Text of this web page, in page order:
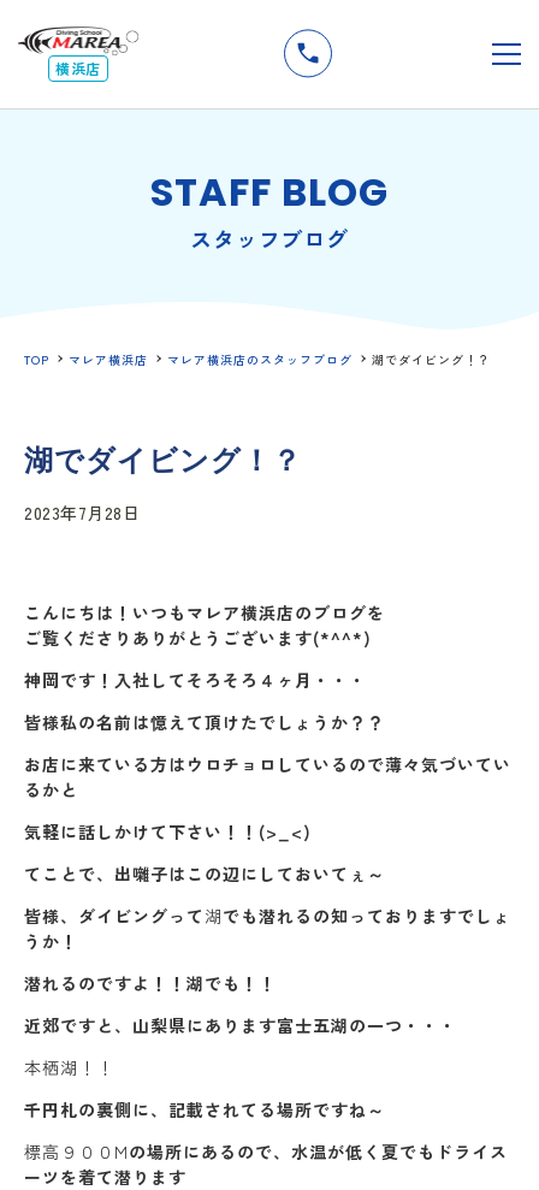
横浜店
STAFF BLOG
スタッフブログ
TOP マレア横浜店 マレア横浜店のスタッフブログ 湖でダイビング！？
湖でダイビング！？
2023年7月28日
こんにちは！いつもマレア横浜店のブログを
ご覧くださりありがとうございます(*^^*)
神岡です！入社してそろそろ４ヶ月・・・
皆様私の名前は憶えて頂けたでしょうか？？
お店に来ている方はウロチョロしているので薄々気づいてい
るかと
気軽に話しかけて下さい！！(>_<)
てことで、出囃子はこの辺にしておいてぇ～
皆様、ダイビングって 湖でも潜れるの知っておりますでしょ
うか！
潜れるのですよ！！湖でも！！
近郊ですと、山梨県にあります富士五湖の一つ・・・
本栖湖！！
千円札の裏側に、記載されてる場所ですね～
標高９００Mの場所にあるので、水温が低く夏でもドライス
ーツを着て潜ります